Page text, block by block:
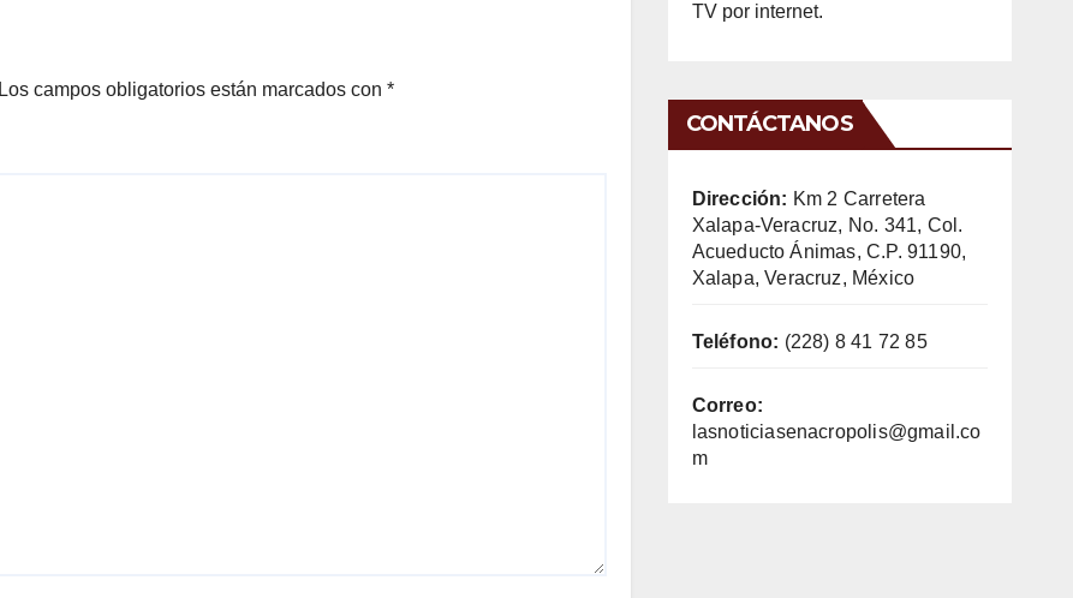
Los campos obligatorios están marcados con *
TV por internet.
CONTÁCTANOS
Dirección: Km 2 Carretera
Xalapa-Veracruz, No. 341, Col.
Acueducto Ánimas, C.P. 91190,
Xalapa, Veracruz, México
Teléfono: (228) 8 41 72 85
Correo:
lasnoticiasenacropolis@gmail.co
m